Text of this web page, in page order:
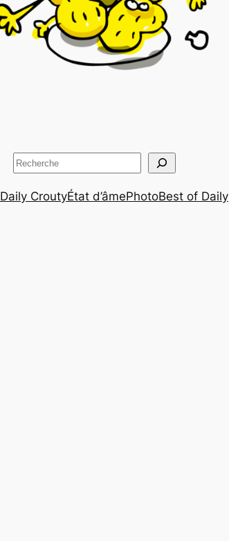
Rechercher
Daily CroutyÉtat d’âmePhotoBest of Daily